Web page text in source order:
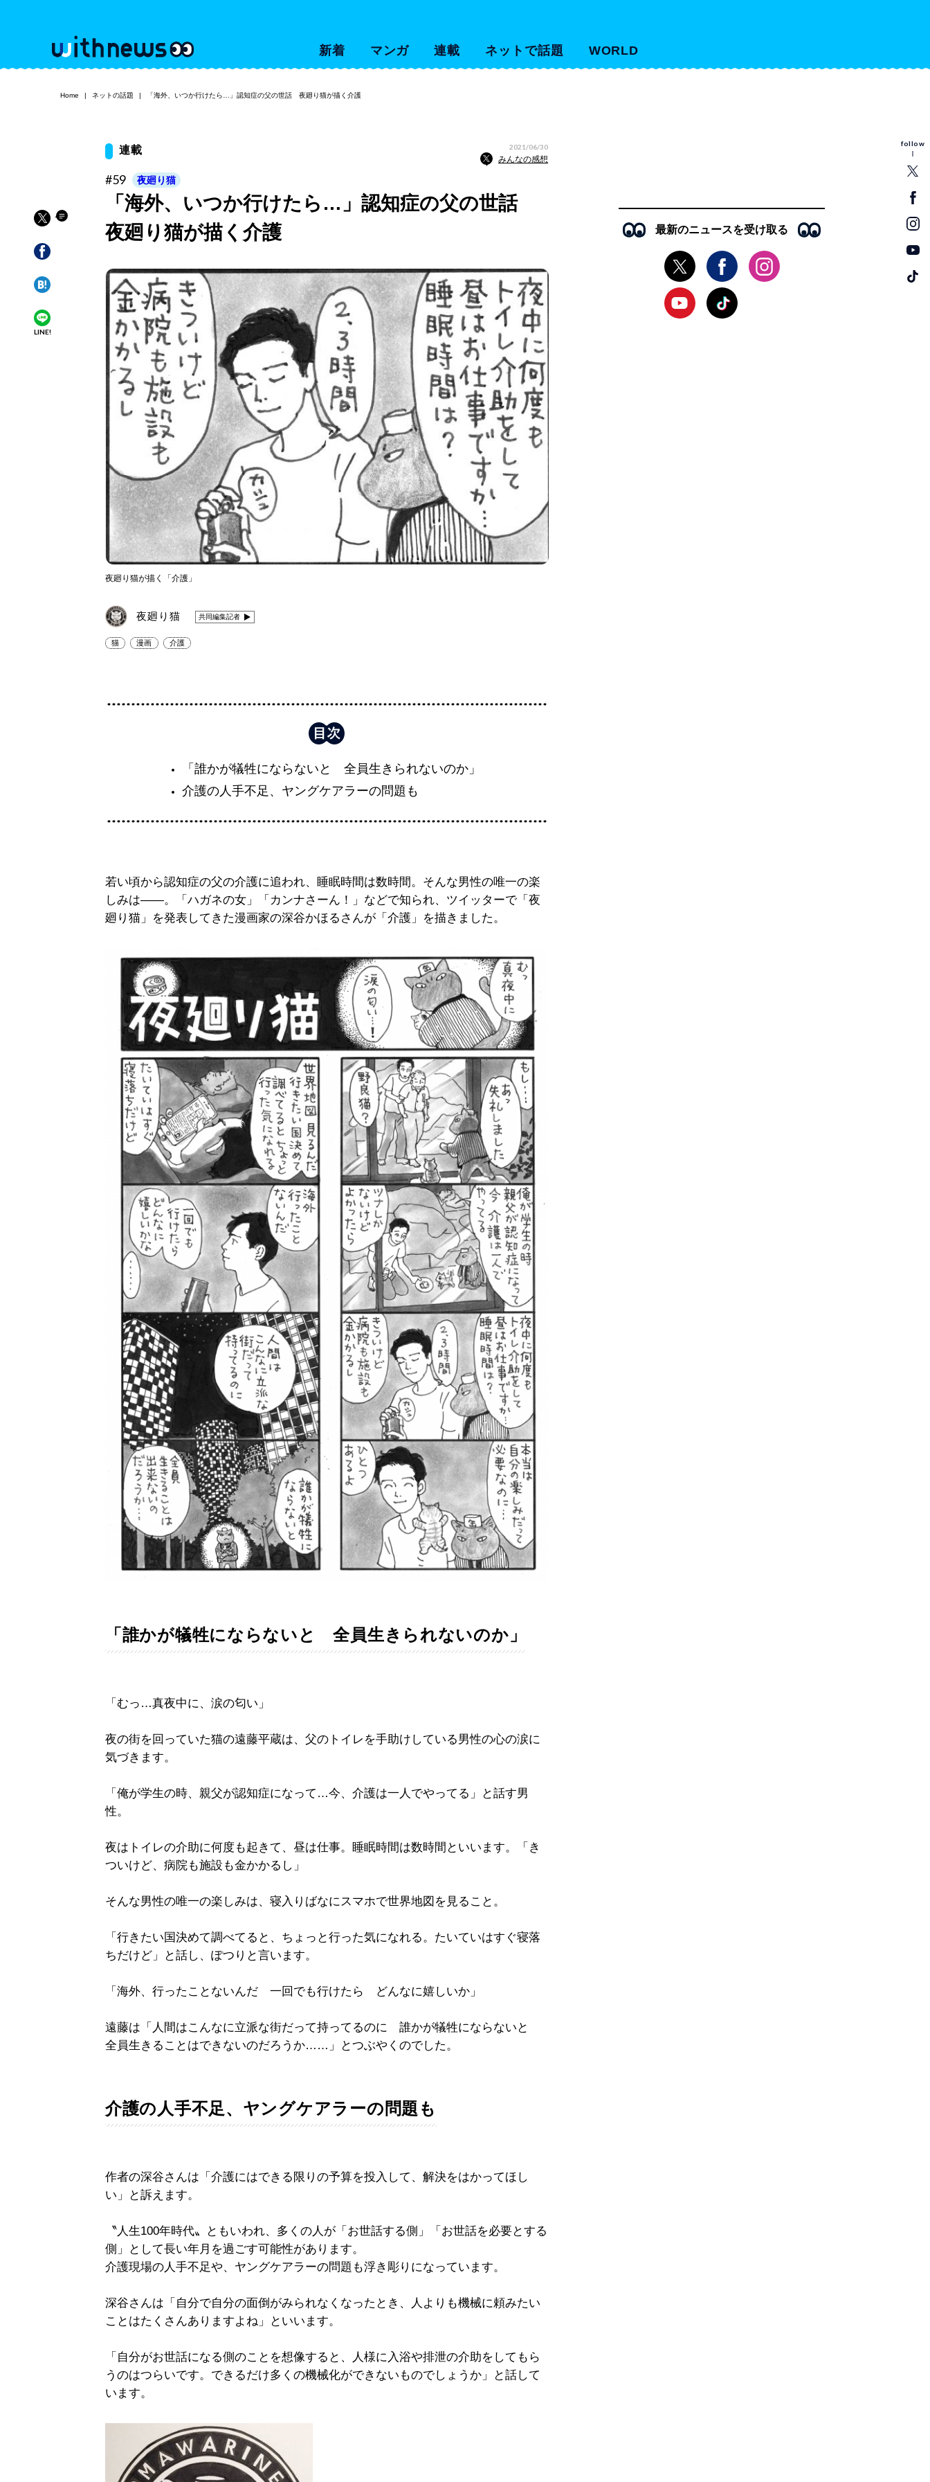
新着 マンガ 連載 ネットで話題 WORLD
follow
Home ネットの話題 「海外、いつか行けたら…」認知症の父の世話 夜廻り猫が描く介護
LINE!
連載 2021/06/30
みんなの感想
#59 夜廻り猫
「海外、いつか行けたら…」認知症の父の世話
夜廻り猫が描く介護
夜廻り猫が描く「介護」
夜廻り猫 共同編集記者
猫 漫画 介護
「誰かが犠牲にならないと 全員生きられないのか」
介護の人手不足、ヤングケアラーの問題も
若い頃から認知症の父の介護に追われ、睡眠時間は数時間。そんな男性の唯一の楽
しみは――。「ハガネの女」「カンナさーん！」などで知られ、ツイッターで「夜
廻り猫」を発表してきた漫画家の深谷かほるさんが「介護」を描きました。
「誰かが犠牲にならないと 全員生きられないのか」
「むっ…真夜中に、涙の匂い」
夜の街を回っていた猫の遠藤平蔵は、父のトイレを手助けしている男性の心の涙に
気づきます。
「俺が学生の時、親父が認知症になって…今、介護は一人でやってる」と話す男
性。
夜はトイレの介助に何度も起きて、昼は仕事。睡眠時間は数時間といいます。「き
ついけど、病院も施設も金かかるし」
そんな男性の唯一の楽しみは、寝入りばなにスマホで世界地図を見ること。
「行きたい国決めて調べてると、ちょっと行った気になれる。たいていはすぐ寝落
ちだけど」と話し、ぽつりと言います。
「海外、行ったことないんだ 一回でも行けたら どんなに嬉しいか」
遠藤は「人間はこんなに立派な街だって持ってるのに 誰かが犠牲にならないと
全員生きることはできないのだろうか……」とつぶやくのでした。
介護の人手不足、ヤングケアラーの問題も
作者の深谷さんは「介護にはできる限りの予算を投入して、解決をはかってほし
い」と訴えます。
〝人生100年時代〟ともいわれ、多くの人が「お世話する側」「お世話を必要とする
側」として長い年月を過ごす可能性があります。
介護現場の人手不足や、ヤングケアラーの問題も浮き彫りになっています。
深谷さんは「自分で自分の面倒がみられなくなったとき、人よりも機械に頼みたい
ことはたくさんありますよね」といいます。
「自分がお世話になる側のことを想像すると、人様に入浴や排泄の介助をしてもら
うのはつらいです。できるだけ多くの機械化ができないものでしょうか」と話して
います。
最新のニュースを受け取る